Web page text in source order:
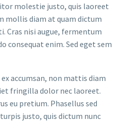
molestie justo, quis laoreet
mollis diam at quam dictum
Cras nisi augue, fermentum
consequat enim. Sed eget sem
accumsan, non mattis diam
fringilla dolor nec laoreet.
eu pretium. Phasellus sed
justo, quis dictum nunc